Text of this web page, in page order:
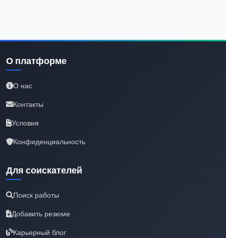
О платформе
О нас
Контакты
Условия
Конфиденциальность
Для соискателей
Поиск работы
Добавить резюме
Карьерный блог